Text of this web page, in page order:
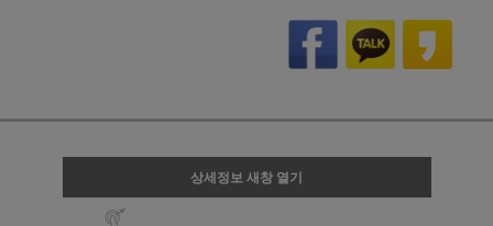
상세정보 새창 열기